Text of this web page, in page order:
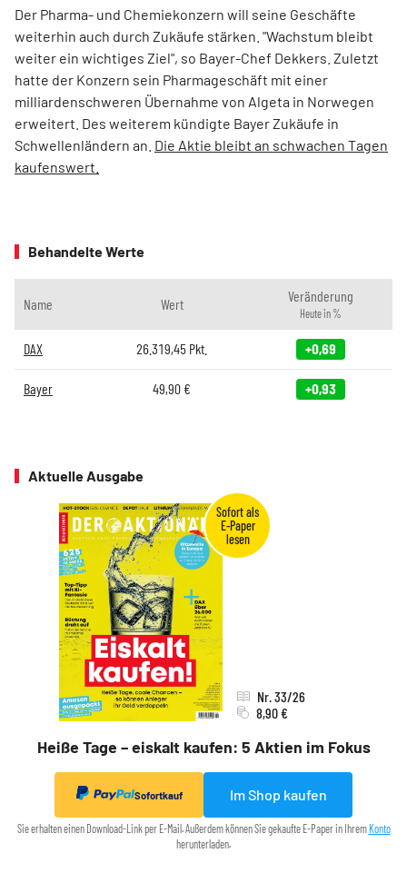
Der Pharma- und Chemiekonzern will seine Geschäfte
weiterhin auch durch Zukäufe stärken. "Wachstum bleibt
weiter ein wichtiges Ziel", so Bayer-Chef Dekkers. Zuletzt
hatte der Konzern sein Pharmageschäft mit einer
milliardenschweren Übernahme von Algeta in Norwegen
erweitert. Des weiterem kündigte Bayer Zukäufe in
Schwellenländern an. Die Aktie bleibt an schwachen Tagen
kaufenswert.
Behandelte Werte
Name Wert Veränderung
Heute in %
DAX 26.319,45 Pkt. +0,69
Bayer 49,90 € +0,93
Aktuelle Ausgabe
Heiße Tage – eiskalt kaufen: 5 Aktien im Fokus
Nr. 33/26
8,90 €
Sofortkauf Im Shop kaufen
Sie erhalten einen Download-Link per E-Mail. Außerdem können Sie gekaufte E-Paper in Ihrem Konto
herunterladen.